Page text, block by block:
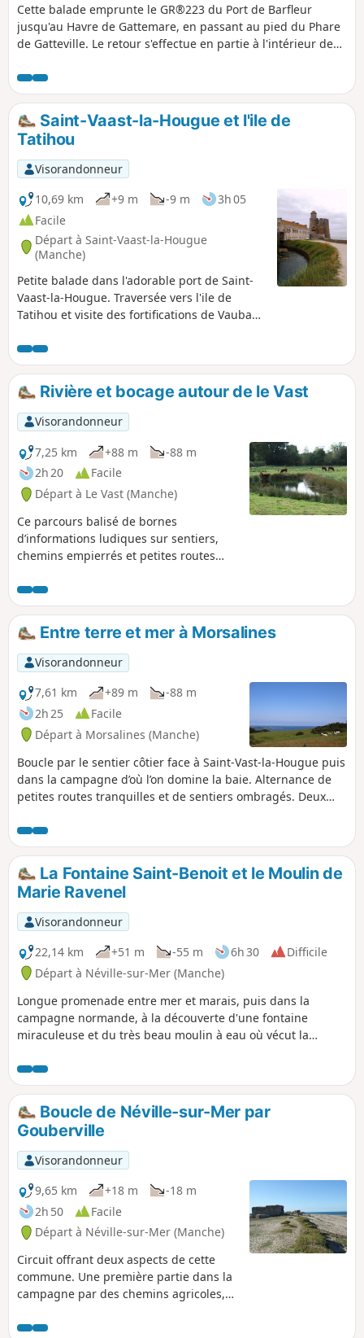
Cette balade emprunte le GR®223 du Port de Barfleur
jusqu'au Havre de Gattemare, en passant au pied du Phare
de Gatteville. Le retour s'effectue en partie à l'intérieur des
revenir au point de départ.
Saint-Vaast-la-Hougue et l'ile de
Tatihou
Visorandonneur
10,69 km
+9 m -9 m
3h 05
Facile
Départ à Saint-Vaast-la-Hougue
(Manche)
Petite balade dans l'adorable port de Saint-
Vaast-la-Hougue. Traversée vers l'ile de
Tatihou et visite des fortifications de Vauban.
départements bretons voisins, la Manche
offre pourtant de tout aussi merveilleux
paysages moins habités mais sauvages et
variés. Si vous croisez dans les parages,
n'hésitez pas à découvrir cette contrée,
notamment son marais, ainsi que les pointes
et falaises de la presqu'ile du Cotentin.
Rivière et bocage autour de le Vast
Visorandonneur
7,25 km
+88 m
-88 m
2h 20
Facile
Départ à Le Vast (Manche)
Ce parcours balisé de bornes
d’informations ludiques sur sentiers,
chemins empierrés et petites routes
historique et naturel de cette commune
traversée par la Rivière la Saire.Ce
parcours a été inspiré d'un projet du
Centre Permanent d'Initiative pour
l'Environnement du Cotentin.
Entre terre et mer à Morsalines
Visorandonneur
7,61 km
+89 m
-88 m
2h 25
Facile
Départ à Morsalines (Manche)
Boucle par le sentier côtier face à Saint-Vast-la-Hougue puis
dans la campagne d’où l’on domine la baie. Alternance de
petites routes tranquilles et de sentiers ombragés. Deux
nous font remonter aux périodes où la baie était le lieu de
conflits navals.
La Fontaine Saint-Benoit et le Moulin de
Marie Ravenel
Visorandonneur
22,14 km
+51 m -55 m 6h 30
Difficile
Départ à Néville-sur-Mer (Manche)
Longue promenade entre mer et marais, puis dans la
campagne normande, à la découverte d'une fontaine
miraculeuse et du très beau moulin à eau où vécut la
Boucle de Néville-sur-Mer par
Gouberville
Visorandonneur
9,65 km
+18 m
-18 m
2h 50
Facile
Départ à Néville-sur-Mer (Manche)
Circuit offrant deux aspects de cette
commune. Une première partie dans la
campagne par des chemins agricoles,
par le Manoir d’Imbranville et l’église de